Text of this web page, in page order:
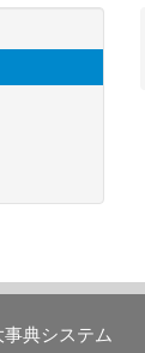
典システム